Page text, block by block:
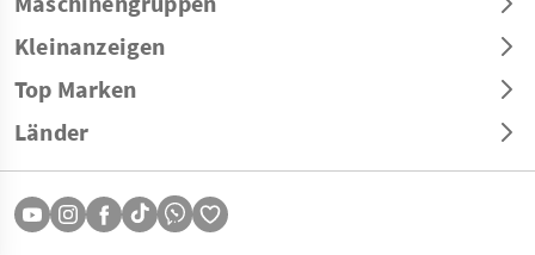
Kleinanzeigen
Top Marken
Länder